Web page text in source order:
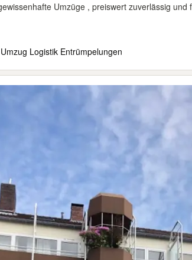
Umzüge , preiswert zuverlässig und
Logistik Entrümpelungen